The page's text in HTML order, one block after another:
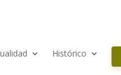
Histórico